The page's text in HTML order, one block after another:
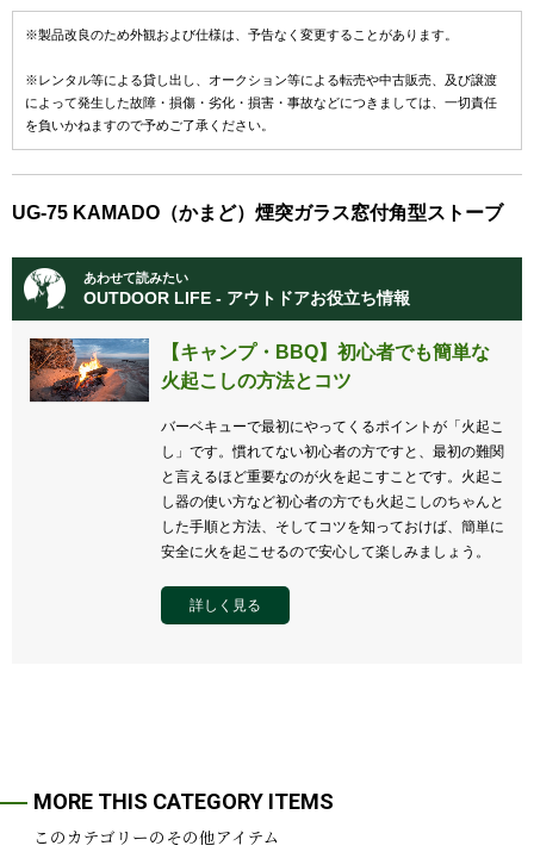
※製品改良のため外観および仕様は、予告なく変更することがあります。
※レンタル等による貸し出し、オークション等による転売や中古販売、及び譲渡
によって発生した故障・損傷・劣化・損害・事故などにつきましては、一切責任
を負いかねますので予めご了承ください。
UG-75 KAMADO（かまど）煙突ガラス窓付角型ストーブ
あわせて読みたい
OUTDOOR LIFE - アウトドアお役立ち情報
【キャンプ・BBQ】初心者でも簡単な
火起こしの方法とコツ
バーベキューで最初にやってくるポイントが「火起こ
し」です。慣れてない初心者の方ですと、最初の難関
と言えるほど重要なのが火を起こすことです。火起こ
し器の使い方など初心者の方でも火起こしのちゃんと
した手順と方法、そしてコツを知っておけば、簡単に
安全に火を起こせるので安心して楽しみましょう。
詳しく見る
MORE THIS CATEGORY ITEMS
このカテゴリーのその他アイテム